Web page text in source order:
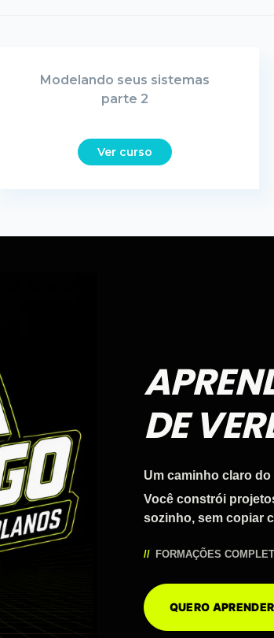
Modelando seus sistemas
parte 2
Ver curso
DE
Um caminho claro
Você constrói
sozinho, sem copiar
FORMAÇÕES
QUERO